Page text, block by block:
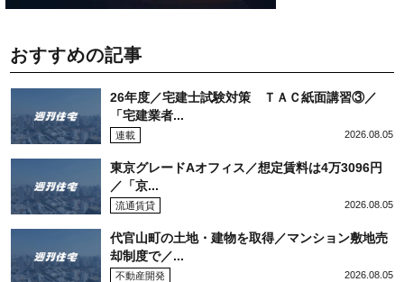
おすすめの記事
26年度／宅建士試験対策 ＴＡＣ紙面講習③／
「宅建業者...
連載 2026.08.05
東京グレードAオフィス／想定賃料は4万3096円
／「京...
流通賃貸 2026.08.05
代官山町の土地・建物を取得／マンション敷地売
却制度で／...
不動産開発 2026.08.05